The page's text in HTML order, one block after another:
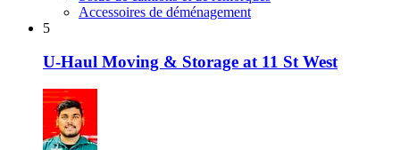
Accessoires de déménagement
5
U-Haul Moving & Storage at 11 St West